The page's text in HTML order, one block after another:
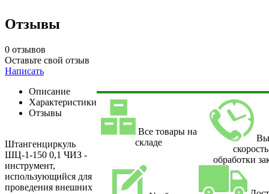
Отзывы
0 отзывов
Оставьте свой отзыв
Написать
Описание
Характеристики
Отзывы
Штангенциркуль
ШЦ-1-150 0,1 ЧИЗ -
инструмент,
использующийся для
проведения внешних
Все товары на
складе
скорость
обработки